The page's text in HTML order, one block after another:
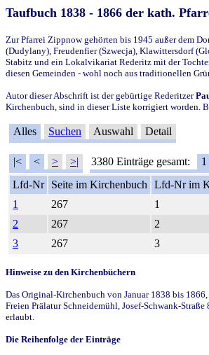
Taufbuch 1838 - 1866 der kath.
Zur Pfarrei Zippnow gehörten bis 1945 außer dem
(Dudylany), Freudenfier (Szwecja), Klawittersdorf
Stabitz und ein Lokalvikariat Rederitz mit der
diesen Gemeinden - wohl noch aus traditionellen
Autor dieser Abschrift ist der gebürtige Rederitzer
Kirchenbuch, sind in dieser Liste korrigiert worden.
Alles Suchen Auswahl Detail
|< < > >| 3380 Einträge gesamt: 1
Lfd-Nr
Seite im Kirchenbuch Lfd-Nr im
1
267 1
2
267 2
3
267 3
Hinweise zu den Kirchenbüchern
Das Original-Kirchenbuch von Januar 1838 bis
Freien Prälatur Schneidemühl, Josef-Schwank-
erlaubt.
Die Reihenfolge der Einträge